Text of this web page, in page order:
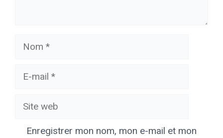
Enregistrer mon nom, mon e-mail et mon